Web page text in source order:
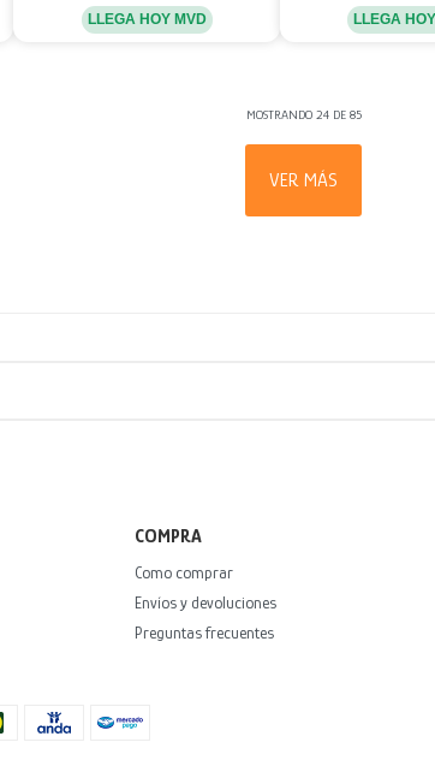
LLEGA HOY MVD LLEGA
MOSTRANDO 24DE 85
VER MÁS
COMPRA
Como comprar
Envíos y devoluciones
Preguntas frecuentes